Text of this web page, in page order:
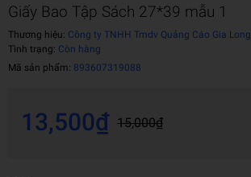
Giấy Bao Tập Sách 27*39 mẫu 1
Thương hiệu: Công ty TNHH Tmdv Quảng Cáo Gia Long
Tình trạng: Còn hàng
Mã sản phẩm: 893607319088
13,500₫ 15,000₫